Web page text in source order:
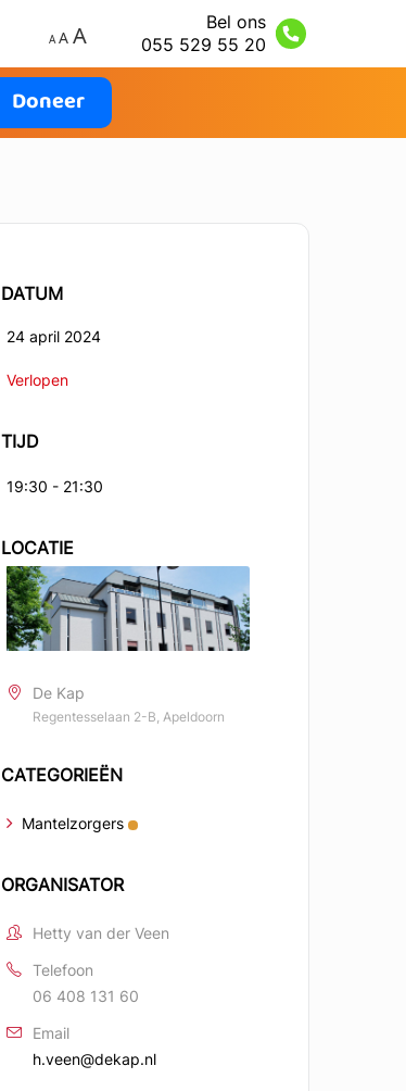
Bel ons
055 529 55 20
Doneer
DATUM
24 april 2024
Verlopen
TIJD
19:30 - 21:30
LOCATIE
De Kap
Regentesselaan 2-B, Apeldoorn
CATEGORIEËN
Mantelzorgers
ORGANISATOR
Hetty van der Veen
Telefoon
06 408 131 60
Email
h.veen@dekap.nl